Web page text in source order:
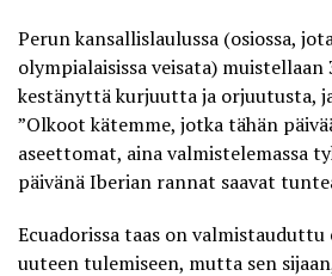
Perun kansallislaulussa (osiossa,
olympialaisissa veisata)
kestänyttä kurjuutta ja orjuutusta,
”Olkoot kätemme, jotka tähän
aseettomat, aina valmistelemassa
päivänä Iberian rannat saavat
Ecuadorissa taas on valmistauduttu
uuteen tulemiseen, mutta sen